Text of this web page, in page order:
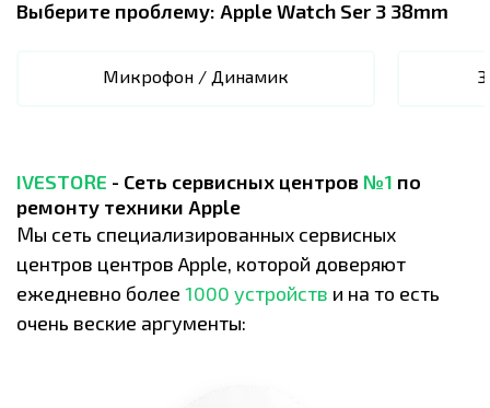
Выберите проблему: Apple Watch Ser 3 38mm
Микрофон / Динамик
IVESTORE - Сеть сервисных центров №1 по
ремонту техники Apple
Мы сеть специализированных сервисных
центров центров Apple, которой доверяют
ежедневно более 1000 устройств и на то есть
очень веские аргументы: